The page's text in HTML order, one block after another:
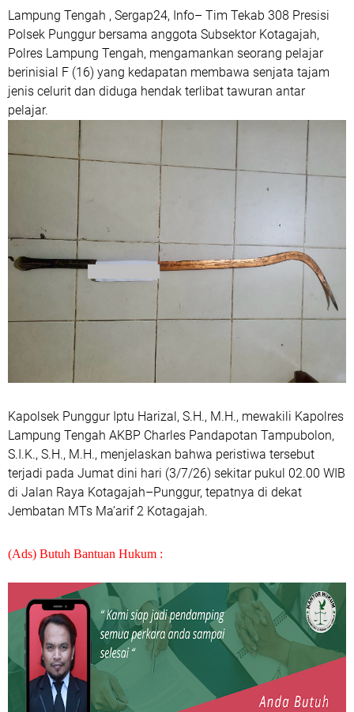
Lampung Tengah , Sergap24, Info– Tim Tekab 308 Presisi
Polsek Punggur bersama anggota Subsektor Kotagajah,
Polres Lampung Tengah, mengamankan seorang pelajar
berinisial F (16) yang kedapatan membawa senjata tajam
jenis celurit dan diduga hendak terlibat tawuran antar
pelajar.
Kapolsek Punggur Iptu Harizal, S.H., M.H., mewakili Kapolres
Lampung Tengah AKBP Charles Pandapotan Tampubolon,
S.I.K., S.H., M.H., menjelaskan bahwa peristiwa tersebut
terjadi pada Jumat dini hari (3/7/26) sekitar pukul 02.00 WIB
di Jalan Raya Kotagajah–Punggur, tepatnya di dekat
Jembatan MTs Ma’arif 2 Kotagajah.
(Ads) Butuh Bantuan Hukum :